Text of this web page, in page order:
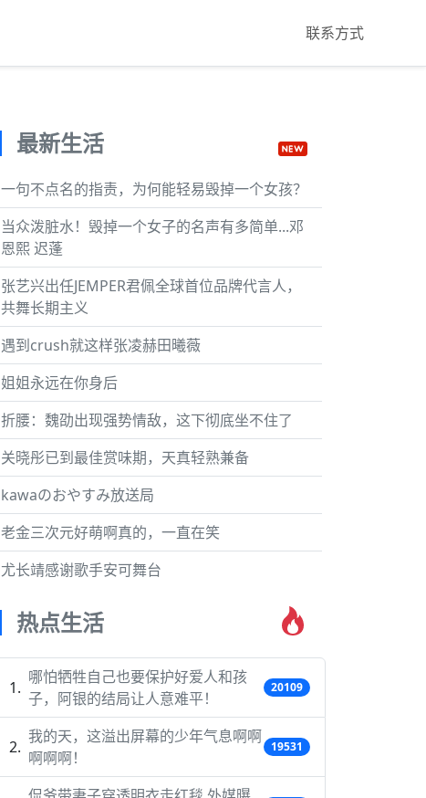
联系方式
最新生活
一句不点名的指责，为何能轻易毁掉一个女孩？
当众泼脏水！毁掉一个女子的名声有多简单...邓
恩熙 迟蓬
张艺兴出任JEMPER君佩全球首位品牌代言人，
共舞长期主义
遇到crush就这样张凌赫田曦薇
姐姐永远在你身后
折腰：魏劭出现强势情敌，这下彻底坐不住了
关晓彤已到最佳赏味期，天真轻熟兼备
kawaのおやすみ放送局
老金三次元好萌啊真的，一直在笑
尤长靖感谢歌手安可舞台
热点生活
哪怕牺牲自己也要保护好爱人和孩
子，阿银的结局让人意难平！
20109
我的天，这溢出屏幕的少年气息啊啊
啊啊啊！
19531